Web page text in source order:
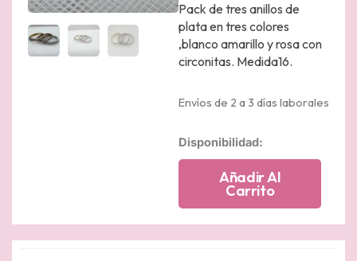
Pack de tres anillos de
plata en tres colores
,blanco amarillo y rosa con
circonitas. Medida16.
Envíos de 2 a 3 días laborales
Disponibilidad:
Pack
chapados
Añadir Al
Carrito